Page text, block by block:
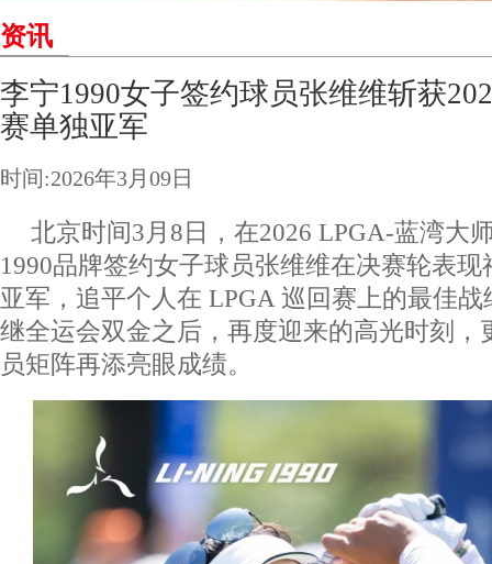
资讯
李宁1990女子签约球员张维维斩获
赛单独亚军
时间:2026年3月09日
北京时间3月8日，在2026 LPGA-蓝湾大
1990品牌签约女子球员张维维在决赛轮表
亚军，追平个人在 LPGA 巡回赛上的最佳
继全运会双金之后，再度迎来的高光时刻，
员矩阵再添亮眼成绩。